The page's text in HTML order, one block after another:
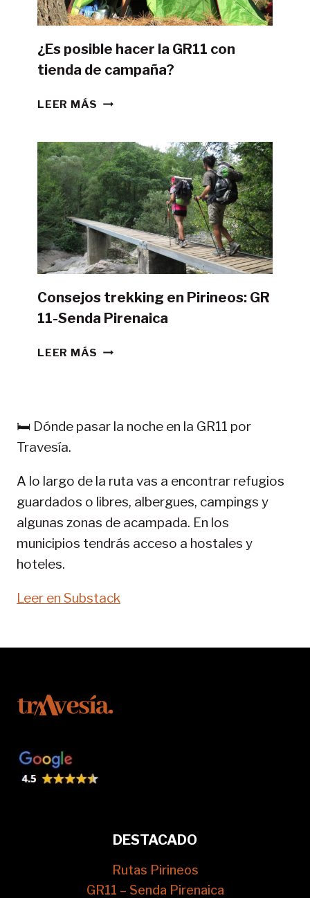
¿Es posible hacer la GR11 con
tienda de campaña?
LEER MÁS ¿ES
LA
GR11
CON
TIENDA
DE
CAMPAÑA?
Consejos trekking en Pirineos: GR
11-Senda Pirenaica
LEER MÁS CONSEJOS
11-
🛏️ Dónde pasar la noche en la GR11 por
Travesía.
A lo largo de la ruta vas a encontrar refugios
guardados o libres, albergues, campings y
algunas zonas de acampada. En los
municipios tendrás acceso a hostales y
hoteles.
Leer en Substack
DESTACADO
Rutas Pirineos
GR11 – Senda Pirenaica